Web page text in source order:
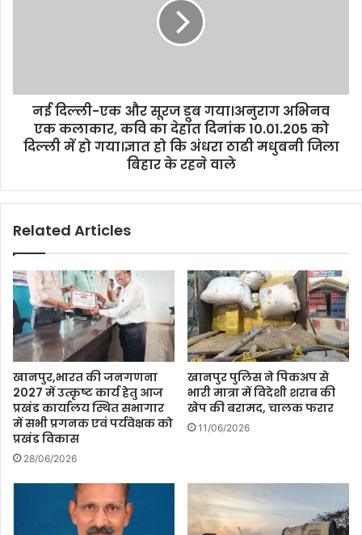
अभिनव
कलाकार,
कवि
दिनांक
को
हो
गया।
ज्ञात
हो
कि
अंधरा
ठाढी
मधुबनी
जिला
बिहार
रहने
वाले
नई दिल्ली-एक और सूरज डूब गया।अनुराग अभिनव
एक कलाकार, कवि का देहांत दिनांक 10.01.205 को
दिल्ली में हो गया।ज्ञात हो कि अंधरा ठाढी मधुबनी जिला
बिहार के रहने वाले
Related Articles
खानपुर,भारत की जनगणना
2027 में उत्कृष्ट कार्य हेतु आज
प्रखंड कार्यालय स्थित सभागार
में सभी प्रगनक एवं पर्यवेक्षक को
प्रखंड विकास
28/06/2026
खानपुर पुलिस ने पिकअप से
भारी मात्रा में विदेशी शराब की
खेप की बरामद, चालक फरार
11/06/2026